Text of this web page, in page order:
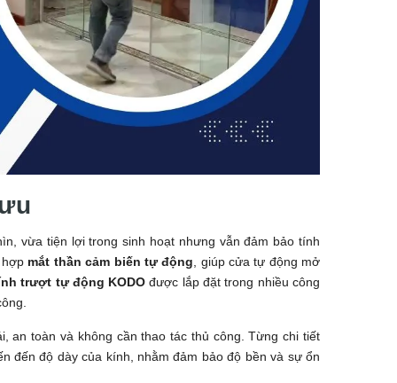
vừa tiện lợi trong sinh hoạt nhưng vẫn đảm bảo tính
mắt thần cảm biến tự động, giúp cửa tự động mở
trượt tự động KODO được lắp đặt trong nhiều công
an toàn và không cần thao tác thủ công. Từng chi tiết
đến độ dày của kính, nhằm đảm bảo độ bền và sự ổn